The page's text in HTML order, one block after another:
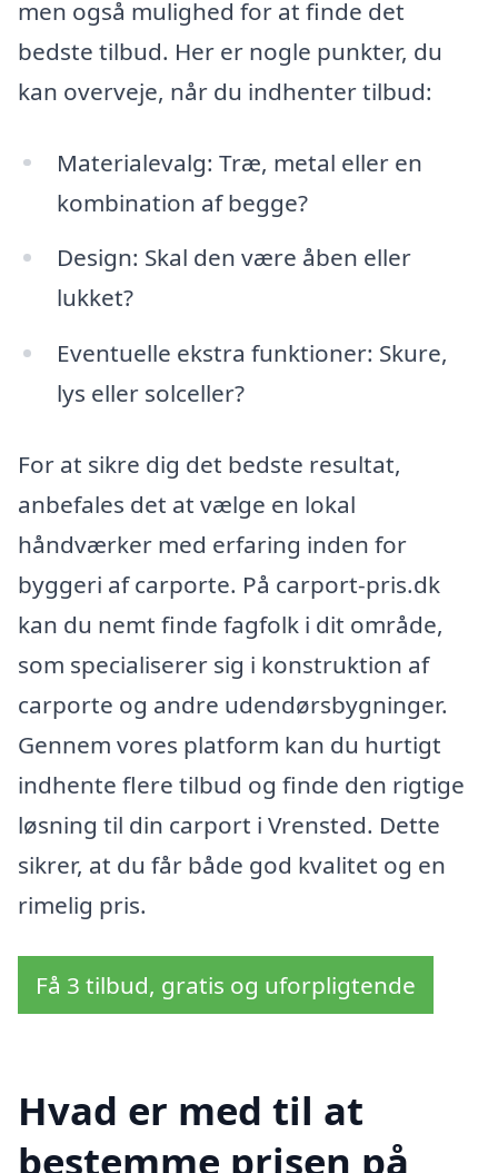
men også mulighed for at finde det
bedste tilbud. Her er nogle punkter, du
kan overveje, når du indhenter tilbud:
Materialevalg: Træ, metal eller en
kombination af begge?
Design: Skal den være åben eller
lukket?
Eventuelle ekstra funktioner: Skure,
lys eller solceller?
For at sikre dig det bedste resultat,
anbefales det at vælge en lokal
håndværker med erfaring inden for
byggeri af carporte. På carport-pris.dk
kan du nemt finde fagfolk i dit område,
som specialiserer sig i konstruktion af
carporte og andre udendørsbygninger.
Gennem vores platform kan du hurtigt
indhente flere tilbud og finde den rigtige
løsning til din carport i Vrensted. Dette
sikrer, at du får både god kvalitet og en
rimelig pris.
Få 3 tilbud, gratis og uforpligtende
Hvad er med til at
bestemme prisen på